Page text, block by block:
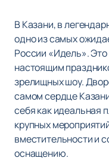
В Казани, в
одно из самых
России «Идель».
настоящим
зрелищных шоу.
самом сердце
себя как идеальная
крупных
вместительности и
оснащению.